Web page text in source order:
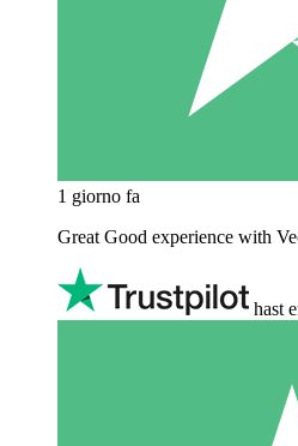
1 giorno fa
Great Good experience with
hast